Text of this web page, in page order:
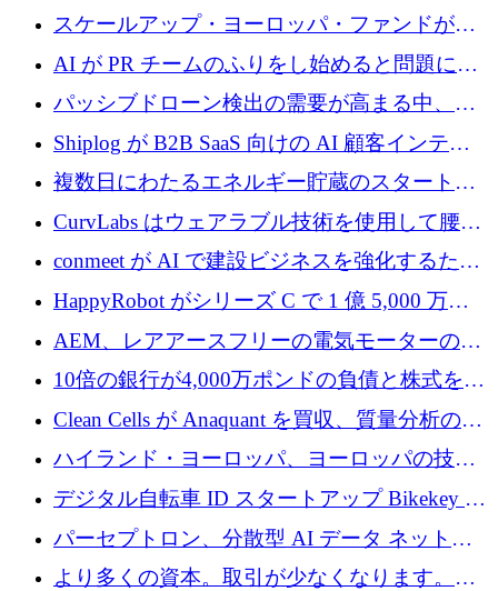
タートアップをシリーズAからBまで支援する
ために2億5,000万ドルのファンドIVを閉鎖
スケールアップ・ヨーロッパ・ファンドが初
の投資を行い、Iceeyeの10億ユーロのラウンド
を共同主導
AI が PR チームのふりをし始めると問題にな
ります
パッシブドローン検出の需要が高まる中、
Monava が資金調達ラウンドを終了
Shiplog が B2B SaaS 向けの AI 顧客インテリ
ジェンスを構築するために 100 万ドルを調達
複数日にわたるエネルギー貯蔵のスタートア
ップ、Ore Energy が新たな投資ラウンドで
4,300 万ドルを獲得
CurvLabs はウェアラブル技術を使用して腰痛
治療をどのように再考しているか
conmeet が AI で建設ビジネスを強化するため
に 600 万ユーロを調達
HappyRobot がシリーズ C で 1 億 5,000 万ド
ルを獲得し、企業運営向けにエージェント AI
を拡張
AEM、レアアースフリーの電気モーターの革
新を加速するために1,600万ポンドを確保
10倍の銀行が4,000万ポンドの負債と株式を調
達
Clean Cells が Anaquant を買収、質量分析の専
門知識によるバイオ医薬品の品質管理を拡大
ハイランド・ヨーロッパ、ヨーロッパの技術
規模拡大を支援するために11億ユーロのファ
ンドVIを閉鎖
デジタル自転車 ID スタートアップ Bikekey が
TÖNNJES への投資を確保
パーセプトロン、分散型 AI データ ネットワ
ークの構築に 650 万ドルを調達
より多くの資本。取引が少なくなります。